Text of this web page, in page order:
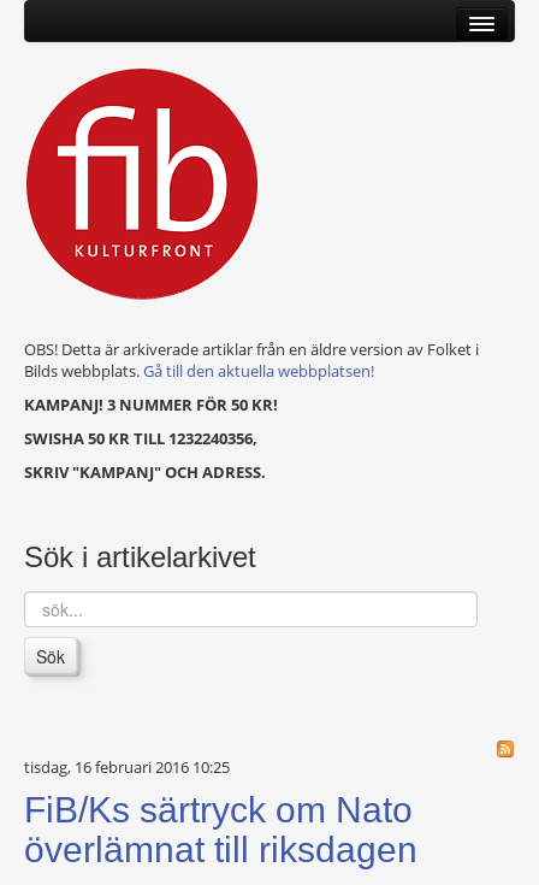
OBS! Detta är arkiverade artiklar från en äldre version av Folket i
Bilds webbplats.Gå till den aktuella webbplatsen!
KAMPANJ! 3 NUMMER FÖR 50 KR!
SWISHA 50 KR TILL 1232240356,
SKRIV "KAMPANJ" OCH ADRESS.
Sök i artikelarkivet
sök...
Sök
tisdag, 16 februari 2016 10:25
FiB/Ks särtryck om Nato
överlämnat till riksdagen